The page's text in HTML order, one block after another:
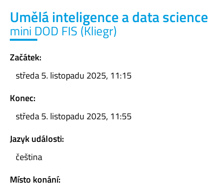
Umělá inteligence a data science
mini DOD FIS (Kliegr)
Začátek:
středa 5. listopadu 2025, 11:15
Konec:
středa 5. listopadu 2025, 11:55
Jazyk události:
čeština
Místo konání: